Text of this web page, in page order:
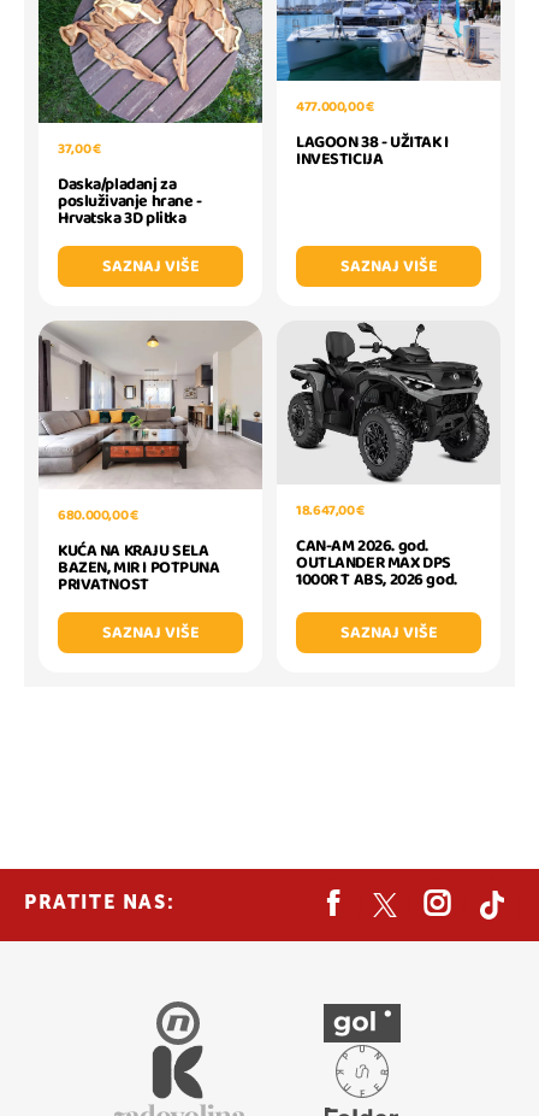
37,00 €
Daska/pladanj za
posluživanje hrane -
Hrvatska 3D plitka
SAZNAJ VIŠE
477.000,00 €
LAGOON 38 - UŽITAK I
INVESTICIJA
SAZNAJ VIŠE
680.000,00 €
KUĆA NA KRAJU SELA
BAZEN, MIR I POTPUNA
PRIVATNOST
SAZNAJ VIŠE
18.647,00 €
CAN-AM 2026. god.
OUTLANDER MAX DPS
1000R T ABS, 2026 god.
SAZNAJ VIŠE
PRATITE NAS: